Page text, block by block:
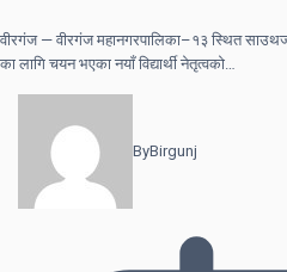
वीरगंज — वीरगंज महानगरपालिका–१३ स्थित
का लागि चयन भएका नयाँ विद्यार्थी नेतृत्वको…
ByBirgunj